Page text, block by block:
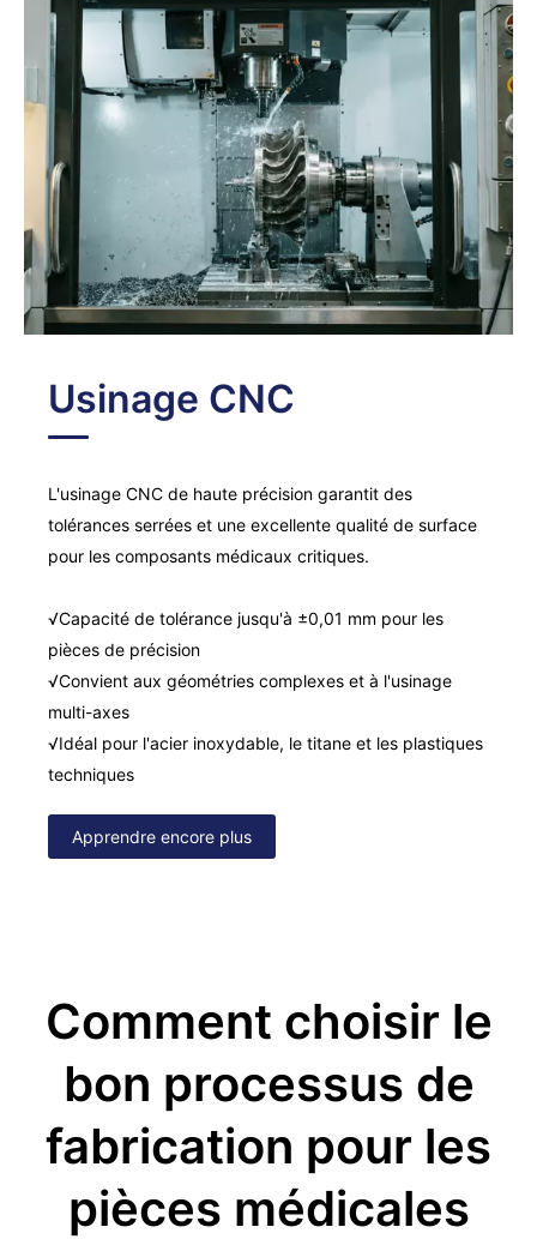
Impression 3D
Fabrication de tôles
Micro-usinage
Usinage CNC
L'usinage CNC de haute précision garantit des
tolérances serrées et une excellente qualité de surface
pour les composants médicaux critiques.
√Capacité de tolérance jusqu'à ±0,01 mm pour les
pièces de précision
√Convient aux géométries complexes et à l'usinage
multi-axes
√Idéal pour l'acier inoxydable, le titane et les plastiques
techniques
Apprendre encore plus
Comment choisir le
bon processus de
fabrication pour les
pièces médicales